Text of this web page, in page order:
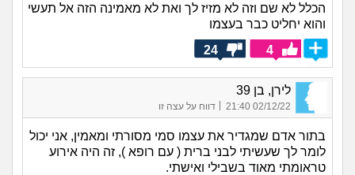
הכלל לא שם וזה לא מזיז לך ואת לא מאמינה הזה אל תעשי
והוא יחליט כבר בעצמו
4
24
לירן, בן 39
02/12/22 21:40
| דווח על עצה זו
בתור אדם שמגדיר את עצמו סמי מסורתי ומאמין, אני יכול
לומר לך שעשיתי לבני ברית ( עם רופא ), זה היה אירוע
טראומתי מאוד בשבילי ואישתי.